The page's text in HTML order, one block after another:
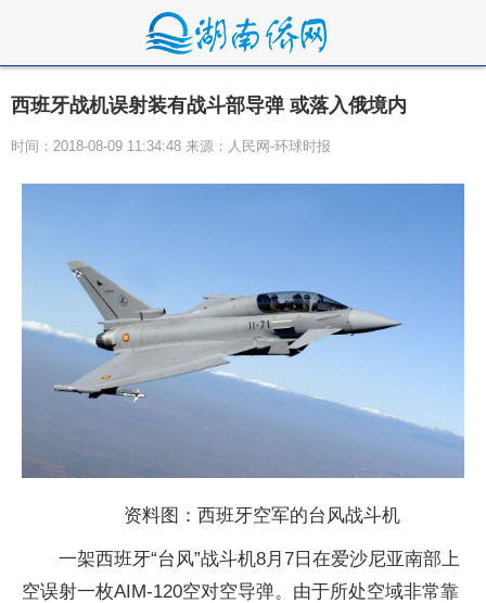
西班牙战机误射装有战斗部导弹 或落入俄境内
时间：2018-08-09 11:34:48 来源：人民网-环球时报
资料图：西班牙空军的台风战斗机
一架西班牙“台风”战斗机8月7日在爱沙尼亚南部上
空误射一枚AIM-120空对空导弹。由于所处空域非常靠